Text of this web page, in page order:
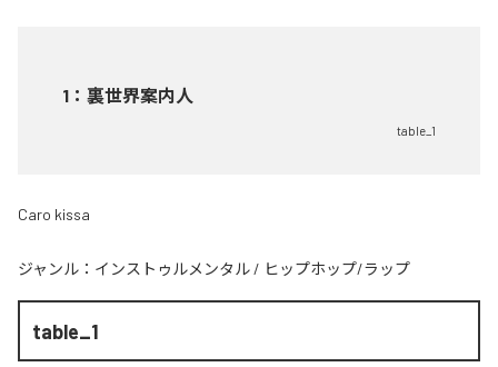
1 ： 裏世界案内人
table_1
Caro kissa
ジャンル： インストゥルメンタル / ヒップホップ/ラップ
table_1